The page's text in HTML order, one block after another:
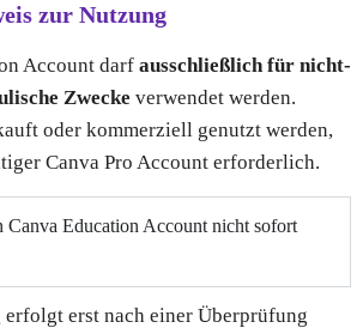
zur Nutzung
Account darf ausschließlich für nicht-
Zwecke verwendet werden.
oder kommerziell genutzt werden,
Canva Pro Account erforderlich.
Canva Education Account nicht sofort
erst nach einer Überprüfung